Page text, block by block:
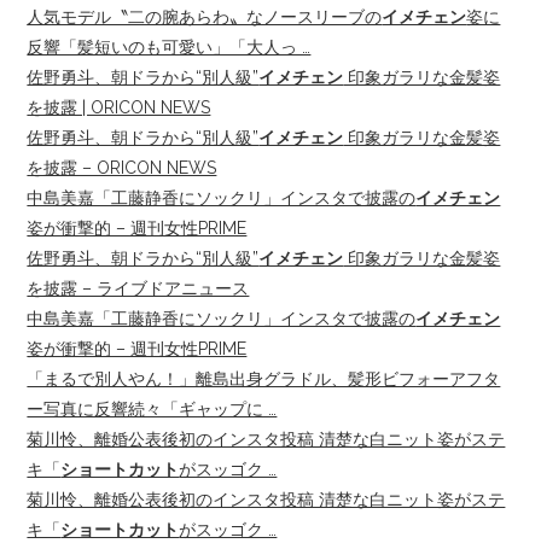
人気モデル〝二の腕あらわ〟なノースリーブのイメチェン姿に
反響「髪短いのも可愛い」「大人っ …
佐野勇斗、朝ドラから“別人級”イメチェン 印象ガラリな金髪姿
を披露 | ORICON NEWS
佐野勇斗、朝ドラから“別人級”イメチェン 印象ガラリな金髪姿
を披露 – ORICON NEWS
中島美嘉「工藤静香にソックリ」インスタで披露のイメチェン
姿が衝撃的 – 週刊女性PRIME
佐野勇斗、朝ドラから“別人級”イメチェン 印象ガラリな金髪姿
を披露 – ライブドアニュース
中島美嘉「工藤静香にソックリ」インスタで披露のイメチェン
姿が衝撃的 – 週刊女性PRIME
「まるで別人やん！」離島出身グラドル、髪形ビフォーアフタ
ー写真に反響続々「ギャップに …
菊川怜、離婚公表後初のインスタ投稿 清楚な白ニット姿がステ
キ「ショートカットがスッゴク …
菊川怜、離婚公表後初のインスタ投稿 清楚な白ニット姿がステ
キ「ショートカットがスッゴク …